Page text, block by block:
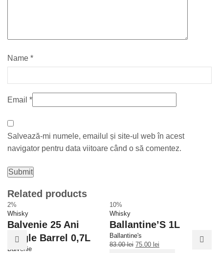
Name *
Email *
Salvează-mi numele, emailul și site-ul web în acest
navigator pentru data viitoare când o să comentez.
Related products
2%
Whisky
Balvenie 25 Ani
Single Barrel 0,7L
Balvenie
10%
Whisky
Ballantine’S 1L
Ballantine's
83.00lei 75.00 lei